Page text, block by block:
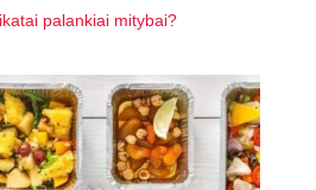
palankiai mitybai?